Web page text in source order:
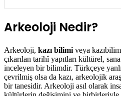
Arkeoloji Nedir?
Arkeoloji, kazı bilimi veya
çıkarılan tarihî yapıtları kültürel,
inceleyen bir bilimdir. Türkçeye
çevrilmiş olsa da kazı, arkeolojik
bir tanesidir. Arkeoloji asıl olarak